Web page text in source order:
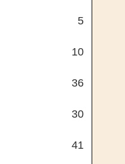
5
10
36
30
41